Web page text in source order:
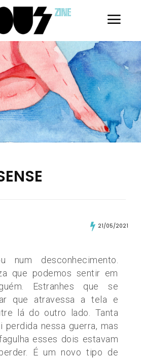
ZINE
21/05/2021
num desconhecimento.
que podemos sentir em
Estranhes que se
que atravessa a tela e
lá do outro lado. Tanta
perdida nessa guerra, mas
esses dois estavam
É um novo tipo de